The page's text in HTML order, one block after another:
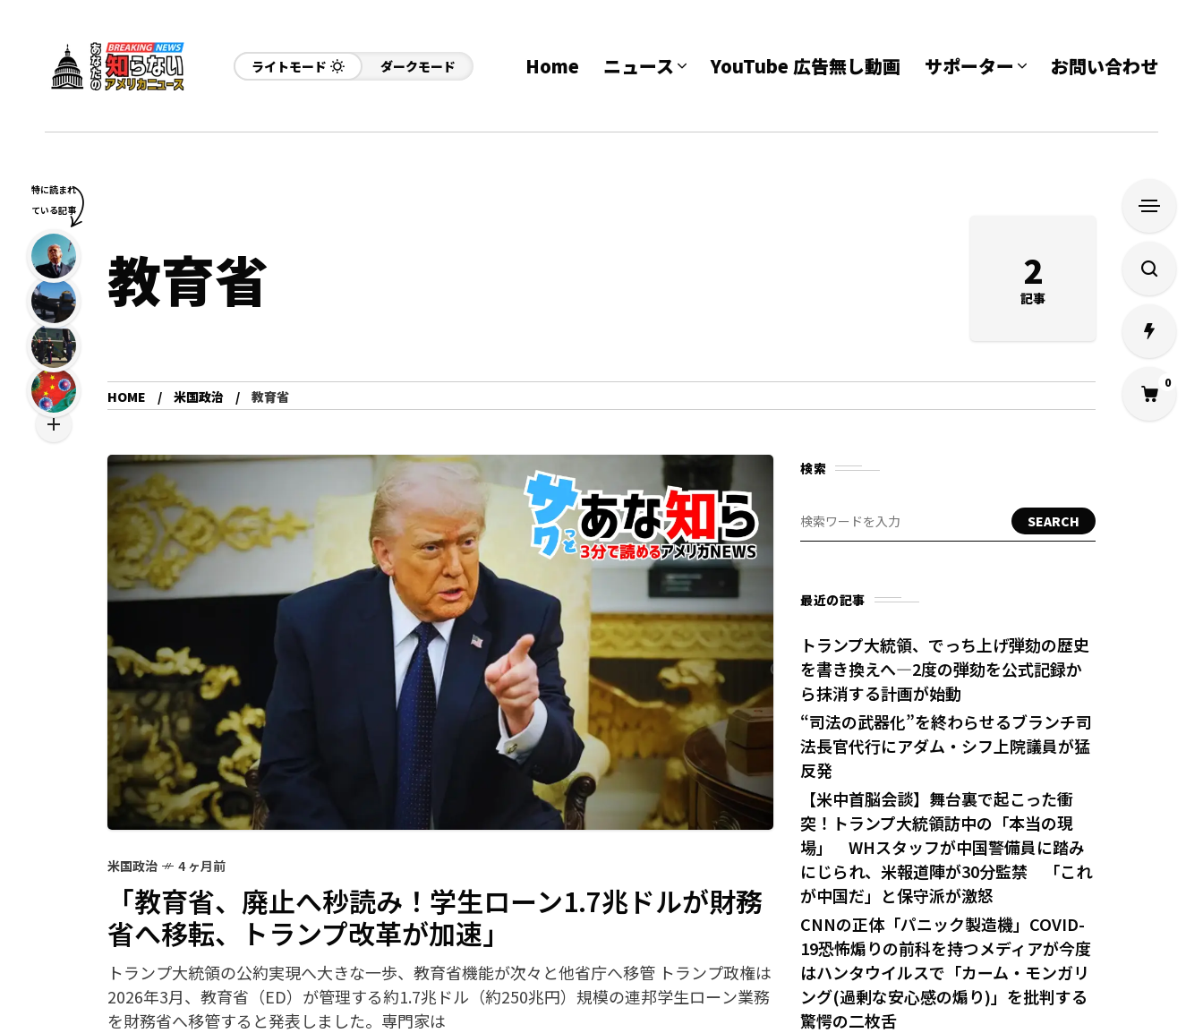
ライトモード ダークモード Home ニュース YouTube 広告無し動画 サポーター お問い合わせ
教育省 2
記事
HOME 米国政治 教育省
米国政治 4 ヶ月前
「教育省、廃止へ秒読み！学生ローン1.7兆ドルが財務
省へ移転、トランプ改革が加速」
トランプ大統領の公約実現へ大きな一歩、教育省機能が次々と他省庁へ移管 トランプ政権は
2026年3月、教育省（ED）が管理する約1.7兆ドル（約250兆円）規模の連邦学生ローン業務
を財務省へ移管すると発表しました。専門家は
検索
SEARCH
最近の記事
トランプ大統領、でっち上げ弾劾の歴史
を書き換えへ—2度の弾劾を公式記録か
ら抹消する計画が始動
“司法の武器化”を終わらせるブランチ司
法長官代行にアダム・シフ上院議員が猛
反発
【米中首脳会談】舞台裏で起こった衝
突！トランプ大統領訪中の「本当の現
場」 WHスタッフが中国警備員に踏み
にじられ、米報道陣が30分監禁 「これ
が中国だ」と保守派が激怒
CNNの正体「パニック製造機」COVID-
19恐怖煽りの前科を持つメディアが今度
はハンタウイルスで「カーム・モンガリ
ング(過剰な安心感の煽り)」を批判する
驚愕の二枚舌
0
特に読まれ
ている記事